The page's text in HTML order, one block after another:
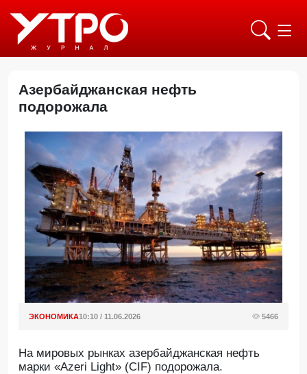
Азербайджанская нефть
подорожала
ЭКОНОМИКА10:10 / 11.06.2026 5466
На мировых рынках азербайджанская нефть
марки «Azeri Light» (CIF) подорожала.